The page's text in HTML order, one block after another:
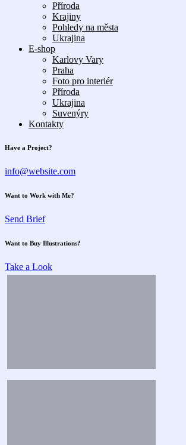
Příroda
Krajiny
Pohledy na města
Ukrajina
E-shop
Karlovy Vary
Praha
Foto pro interiér
Příroda
Ukrajina
Suvenýry
Kontakty
Have a Project?
info@website.com
Want to Work with Me?
Send Brief
Want to Buy Illustrations?
Take a Look